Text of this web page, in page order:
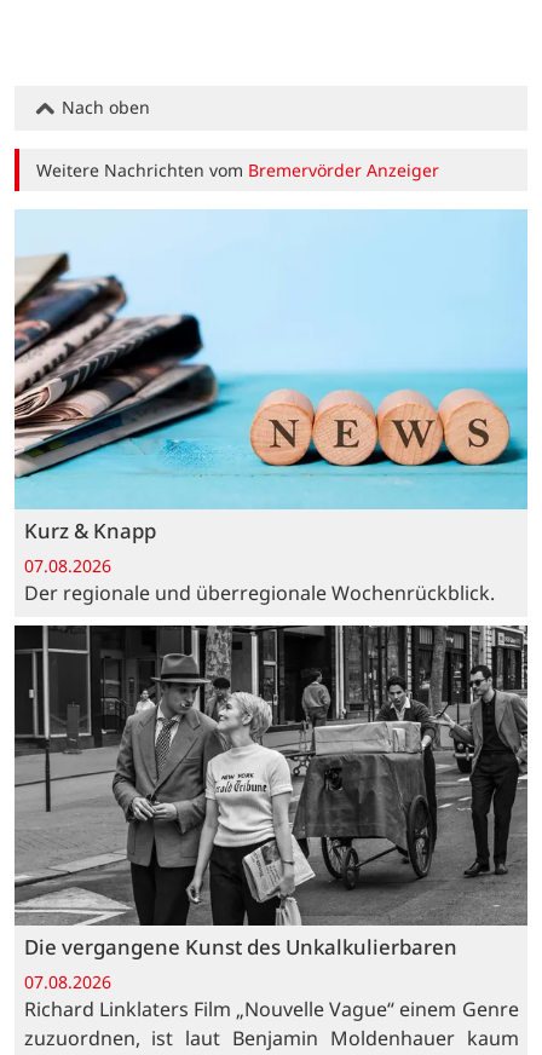
Nach oben
Weitere Nachrichten vom Bremervörder Anzeiger
Kurz & Knapp
07.08.2026
Der regionale und überregionale Wochenrückblick.
Die vergangene Kunst des Unkalkulierbaren
07.08.2026
Richard Linklaters Film „Nouvelle Vague“ einem Genre
zuzuordnen, ist laut Benjamin Moldenhauer kaum